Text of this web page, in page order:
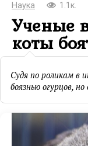
Наука 1.1к.
Ученые
коты
Судя по роликам в
боязнью огурцов,